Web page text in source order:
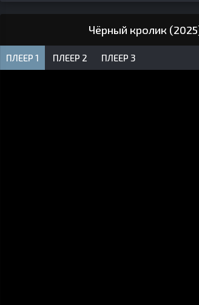
Чёрный кролик
ПЛЕЕР 1 ПЛЕЕР 2 ПЛЕЕР 3